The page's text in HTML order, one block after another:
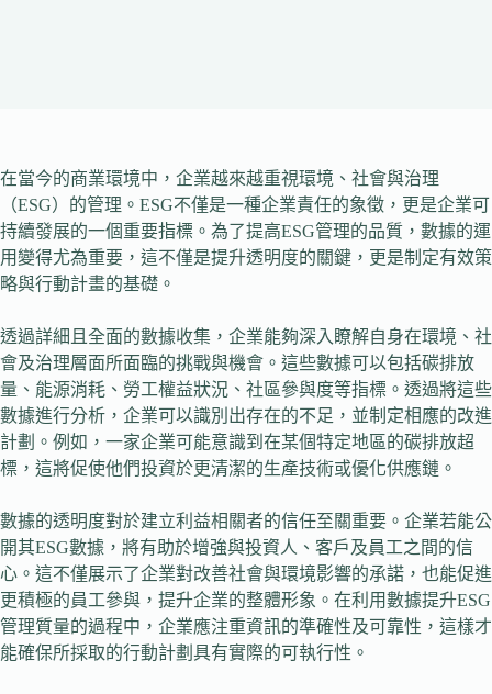
在當今的商業環境中，企業越來越重視環境、社會與治理
（ESG）的管理。ESG不僅是一種企業責任的象徵，更是企業可
持續發展的一個重要指標。為了提高ESG管理的品質，數據的運
用變得尤為重要，這不僅是提升透明度的關鍵，更是制定有效策
略與行動計畫的基礎。
透過詳細且全面的數據收集，企業能夠深入瞭解自身在環境、社
會及治理層面所面臨的挑戰與機會。這些數據可以包括碳排放
量、能源消耗、勞工權益狀況、社區參與度等指標。透過將這些
數據進行分析，企業可以識別出存在的不足，並制定相應的改進
計劃。例如，一家企業可能意識到在某個特定地區的碳排放超
標，這將促使他們投資於更清潔的生產技術或優化供應鏈。
數據的透明度對於建立利益相關者的信任至關重要。企業若能公
開其ESG數據，將有助於增強與投資人、客戶及員工之間的信
心。這不僅展示了企業對改善社會與環境影響的承諾，也能促進
更積極的員工參與，提升企業的整體形象。在利用數據提升ESG
管理質量的過程中，企業應注重資訊的準確性及可靠性，這樣才
能確保所採取的行動計劃具有實際的可執行性。